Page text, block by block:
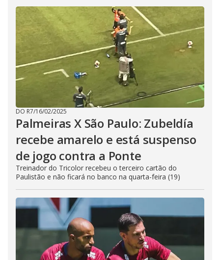
DO R7/16/02/2025
Palmeiras X São Paulo: Zubeldía
recebe amarelo e está suspenso
de jogo contra a Ponte
Treinador do Tricolor recebeu o terceiro cartão do
Paulistão e não ficará no banco na quarta-feira (19)